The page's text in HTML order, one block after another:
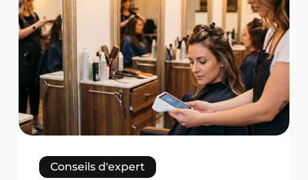
pour
salon
de
coiffure
fonctionnalités
et
tarifs
adaptés
2026
Conseils d'expert